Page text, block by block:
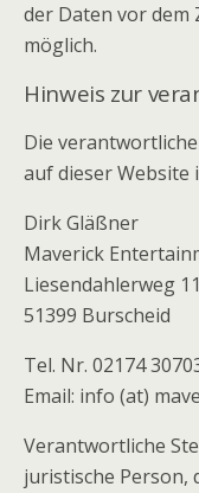
der Daten vor
möglich.
Hinweis zur
Die
auf dieser Website
Dirk Gläßner
Maverick
Liesendahlerweg 11
51399 Burscheid
Tel. Nr. 02174
Email: info (at)
Verantwortliche
juristische Person,